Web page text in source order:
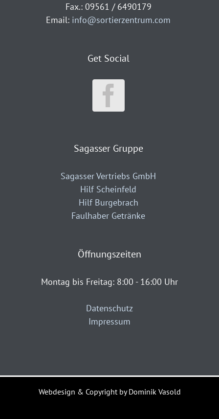
Fax.: 09561 / 6490179
Email: info@sortierzentrum.com
Get Social
Sagasser Gruppe
Sagasser Vertriebs GmbH
Hilf Scheinfeld
Hilf Burgebrach
Faulhaber Getränke
Öffnungszeiten
Montag bis Freitag: 8:00 - 16:00 Uhr
Datenschutz
Impressum
Webdesign & Copyright by Dominik Vasold